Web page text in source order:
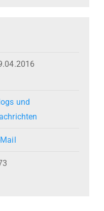
und